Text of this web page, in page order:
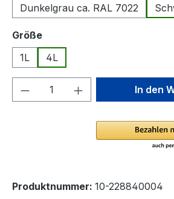
Dunkelgrau ca. RAL 7022
Größeauswählen
1L
4L
Produkt Anzahl: GibIn den
Produktnummer: 10-228840004